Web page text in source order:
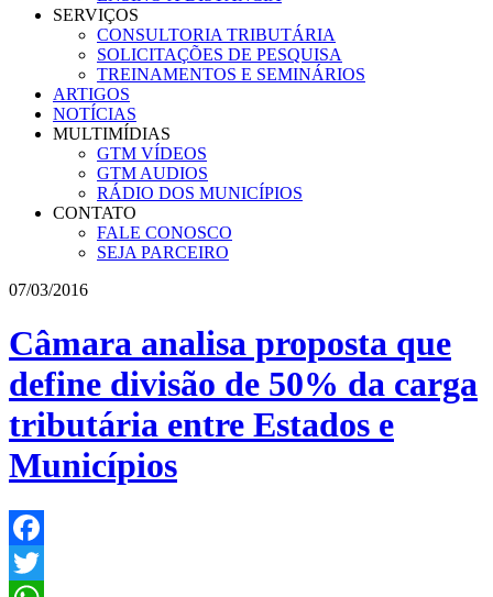
SERVIÇOS
CONSULTORIA TRIBUTÁRIA
SOLICITAÇÕES DE PESQUISA
TREINAMENTOS E SEMINÁRIOS
ARTIGOS
NOTÍCIAS
MULTIMÍDIAS
GTM VÍDEOS
GTM AUDIOS
RÁDIO DOS MUNICÍPIOS
CONTATO
FALE CONOSCO
SEJA PARCEIRO
07/03/2016
Câmara analisa proposta que
define divisão de 50% da carga
tributária entre Estados e
Municípios
Facebook